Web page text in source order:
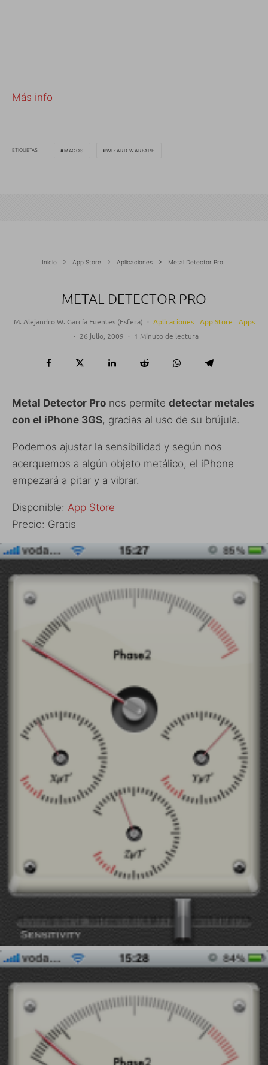
Más info
ETIQUETAS MAGOS WIZARD WARFARE
Inicio App Store Aplicaciones Metal Detector Pro
METAL DETECTOR PRO
M. Alejandro W. García Fuentes (Esfera) · Aplicaciones App Store
Apps
· 26 julio, 2009 · 1 Minuto de lectura
Metal Detector Pro nos permite detectar metales
con el iPhone 3GS, gracias al uso de su brújula.
Podemos ajustar la sensibilidad y según nos
acerquemos a algún objeto metálico, el iPhone
empezará a pitar y a vibrar.
Disponible: App Store
Precio: Gratis